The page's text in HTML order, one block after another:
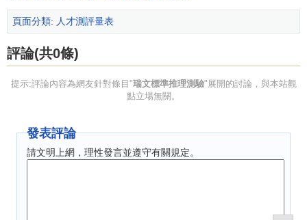
下者而設計的彩色型和用於智力超常者的高級型。為了實際
用，稱為瑞文測驗聯合型，這樣可使整個測量的上下限延
由於瑞文測驗具有一般文字智力測驗所沒有的特殊功
的比較研究，5至75歲的幼兒、兒童、成人、老人皆可藉此量
表粗分智力等級。
和智力落後者的彩色推理測驗（Raven's color Progressive
頁面分類: 人才測評量表
評論(共0條)
提示:評論內容為網友針對條目"瑞文標準推理測驗"展開的討論，與本站觀
點立場無關。
發表評論
請文明上網，理性發言並遵守有關規定。